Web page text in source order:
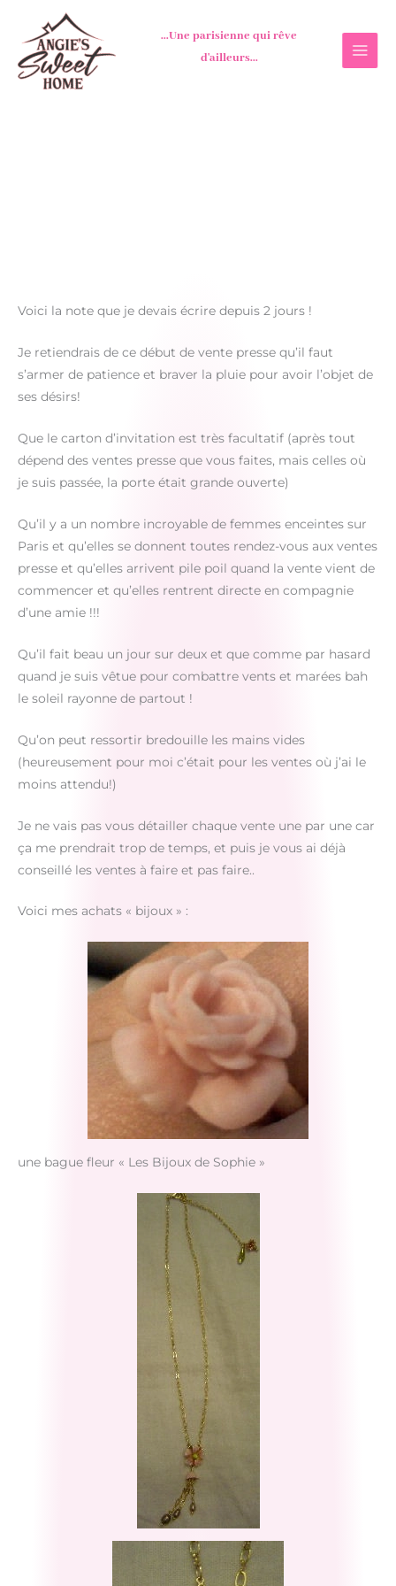
contenu
...Une parisienne qui rêve
d'ailleurs...
Voici la note que je devais écrire depuis 2 jours !
Je retiendrais de ce début de vente presse qu’il faut
s’armer de patience et braver la pluie pour avoir l’objet de
ses désirs!
Que le carton d’invitation est très facultatif (après tout
dépend des ventes presse que vous faites, mais celles où
je suis passée, la porte était grande ouverte)
Qu’il y a un nombre incroyable de femmes enceintes sur
Paris et qu’elles se donnent toutes rendez-vous aux ventes
presse et qu’elles arrivent pile poil quand la vente vient de
commencer et qu’elles rentrent directe en compagnie
d’une amie !!!
Qu’il fait beau un jour sur deux et que comme par hasard
quand je suis vêtue pour combattre vents et marées bah
le soleil rayonne de partout !
Qu’on peut ressortir bredouille les mains vides
(heureusement pour moi c’était pour les ventes où j’ai le
moins attendu!)
Je ne vais pas vous détailler chaque vente une par une car
ça me prendrait trop de temps, et puis je vous ai déjà
conseillé les ventes à faire et pas faire..
Voici mes achats « bijoux » :
une bague fleur « Les Bijoux de Sophie »